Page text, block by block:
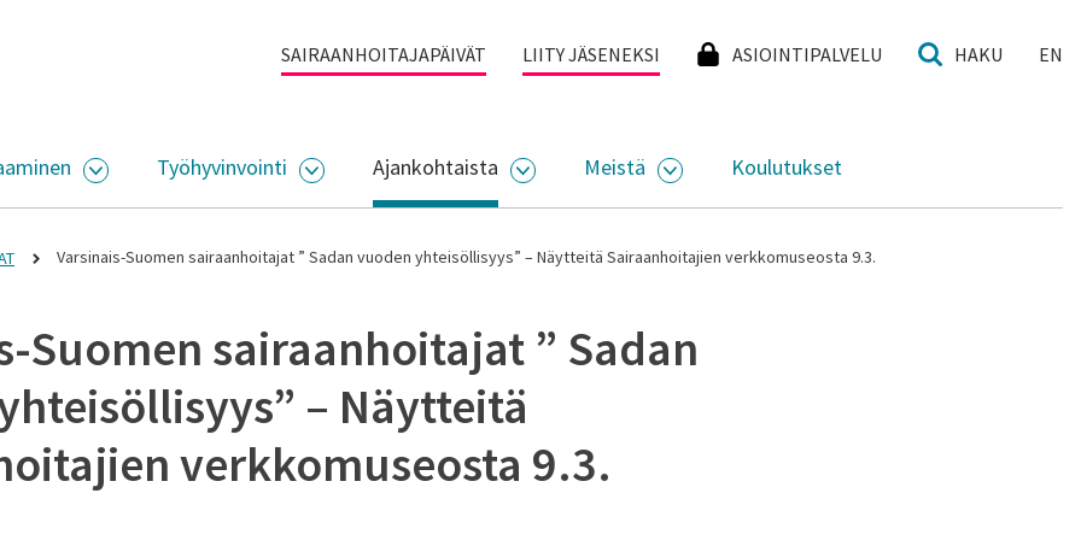
SAIRAANHOITAJAPÄIVÄT LIITY JÄSENEKSI ASIOINTIPALVELU HAKU EN
AVAA ALASIVUJEN VALIKKO
Työhyvinvointi
AVAA ALASIVUJEN VALIKKO
Ajankohtaista
AVAA ALASIVUJEN VALIKKO
Meistä
AVAA ALASIVUJEN VALIKKO
Koulutukset
Varsinais-Suomen sairaanhoitajat ” Sadan vuoden yhteisöllisyys” – Näytteitä Sairaanhoitajien verkkomuseosta 9.3.
Suomen sairaanhoitajat ” Sadan
– Näytteitä
verkkomuseosta 9.3.